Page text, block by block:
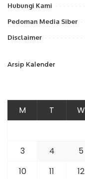
Hubungi Kami
Pedoman Media Siber
Disclaimer
Arsip Kalender
M T W
3
4 5
10
11 12